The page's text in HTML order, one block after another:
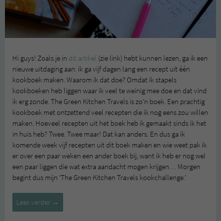
Hi guys! Zoals je in dit artikel (zie link) hebt kunnen lezen, ga ik een
nieuwe uitdaging aan: ik ga vijf dagen lang een recept uit één
kookboek maken. Waarom ik dat doe? Omdat ik stapels
kookboeken heb liggen waar ik veel te weinig mee doe en dat vind
ik erg zonde. The Green Kitchen Travels is zo’n boek. Een prachtig
kookboek met ontzettend veel recepten die ik nog eens zou willen
maken. Hoeveel recepten uit het boek heb ik gemaakt sinds ik het
in huis heb? Twee. Twee maar! Dat kan anders. En dus ga ik
komende week vijf recepten uit dit boek maken en wie weet pak ik
er over een paar weken een ander boek bij, want ik heb er nog wel
een paar liggen die wat extra aandacht mogen krijgen… Morgen
begint dus mijn ‘The Green Kitchen Travels kookchallenge.’
Lees verder The
Green
→